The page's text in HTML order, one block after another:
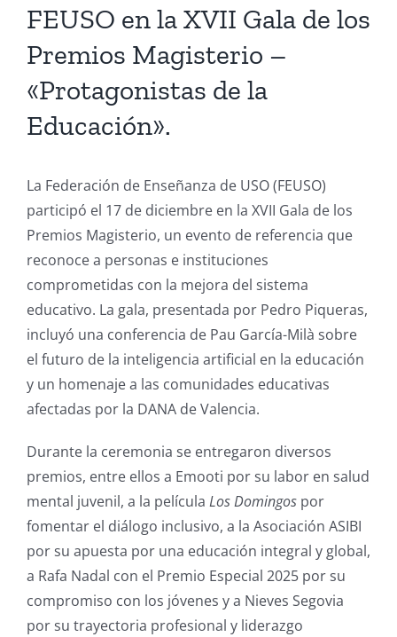
FEUSO en la XVII Gala de los
Premios Magisterio –
«Protagonistas de la
Educación».
La Federación de Enseñanza de USO (FEUSO)
participó el 17 de diciembre en la XVII Gala de los
Premios Magisterio, un evento de referencia que
reconoce a personas e instituciones
comprometidas con la mejora del sistema
educativo. La gala, presentada por Pedro Piqueras,
incluyó una conferencia de Pau García-Milà sobre
el futuro de la inteligencia artificial en la educación
y un homenaje a las comunidades educativas
afectadas por la DANA de Valencia.
Durante la ceremonia se entregaron diversos
premios, entre ellos a Emooti por su labor en salud
mental juvenil, a la película Los Domingospor
fomentar el diálogo inclusivo, a la Asociación ASIBI
por su apuesta por una educación integral y global,
a Rafa Nadal con el Premio Especial 2025 por su
compromiso con los jóvenes y a Nieves Segovia
por su trayectoria profesional y liderazgo